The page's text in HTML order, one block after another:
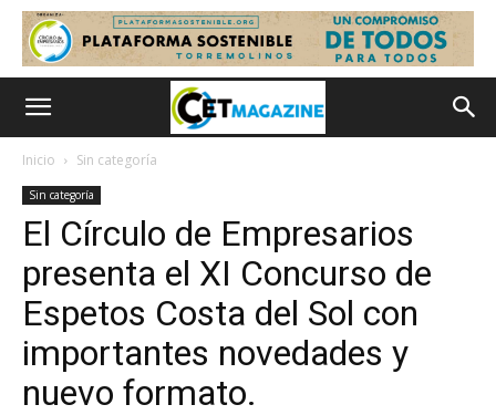
Inicio Sin categoría
Sin categoría
El Círculo de Empresarios
presenta el XI Concurso de
Espetos Costa del Sol con
importantes novedades y
nuevo formato.